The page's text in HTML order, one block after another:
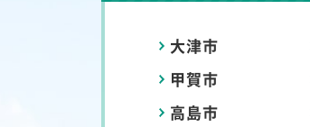
大津市
甲賀市
高島市